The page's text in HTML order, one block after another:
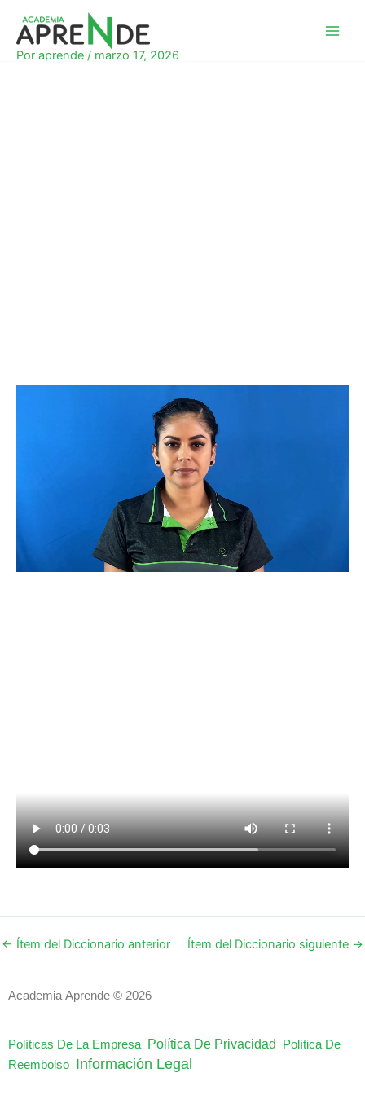
contenido
Por aprende / marzo 17, 2026
← Ítem del Diccionario anterior Ítem del Diccionario siguiente →
Academia Aprende © 2026
Políticas De La Empresa Política De Privacidad
Política De
Reembolso Información Legal